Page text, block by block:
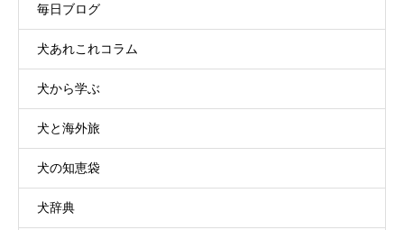
毎日ブログ
犬あれこれコラム
犬から学ぶ
犬と海外旅
犬の知恵袋
犬辞典